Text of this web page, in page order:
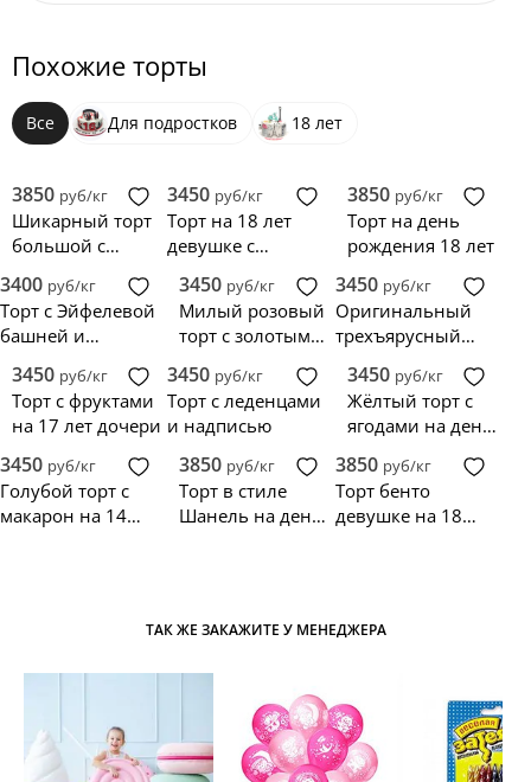
Похожие торты
Все Для подростков 18 лет
3850 руб/кг
Шикарный торт
большой с
3450 руб/кг
Торт на 18 лет
девушке с
пончиками
3850 руб/кг
Торт на день
рождения 18 лет
3400 руб/кг
Торт с Эйфелевой
башней и
3450 руб/кг
Милый розовый
торт с золотым
3450 руб/кг
Оригинальный
трехъярусный
3450 руб/кг
Торт с фруктами
на 17 лет дочери
3450 руб/кг
Торт с леденцами
и надписью
3450 руб/кг
Жёлтый торт с
ягодами на день
3450 руб/кг
Голубой торт с
макарон на 14
3850 руб/кг
Торт в стиле
Шанель на день
3850 руб/кг
Торт бенто
девушке на 18
ТАК ЖЕ ЗАКАЖИТЕ У МЕНЕДЖЕРА